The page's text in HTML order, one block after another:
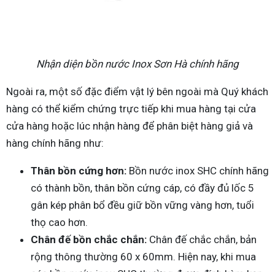
Nhận diện bồn nước Inox Sơn Hà chính hãng
Ngoài ra, một số đặc điểm vật lý bên ngoài mà Quý khách
hàng có thể kiểm chứng trực tiếp khi mua hàng tại cửa
cửa hàng hoặc lúc nhận hàng để phân biệt hàng giả và
hàng chính hãng như:
Thân bồn cứng hơn: Bồn nước inox SHC chính hãng
có thành bồn, thân bồn cứng cáp, có đầy đủ lốc 5
gân kép phân bổ đều giữ bồn vững vàng hơn, tuổi
thọ cao hơn.
Chân đế bồn chắc chắn: Chân đế chắc chắn, bản
rộng thông thường 60 x 60mm. Hiện nay, khi mua